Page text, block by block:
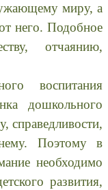
миру, а
него. Подобное
отчаянию,
воспитания
дошкольного
справедливости,
Поэтому в
необходимо
развития,